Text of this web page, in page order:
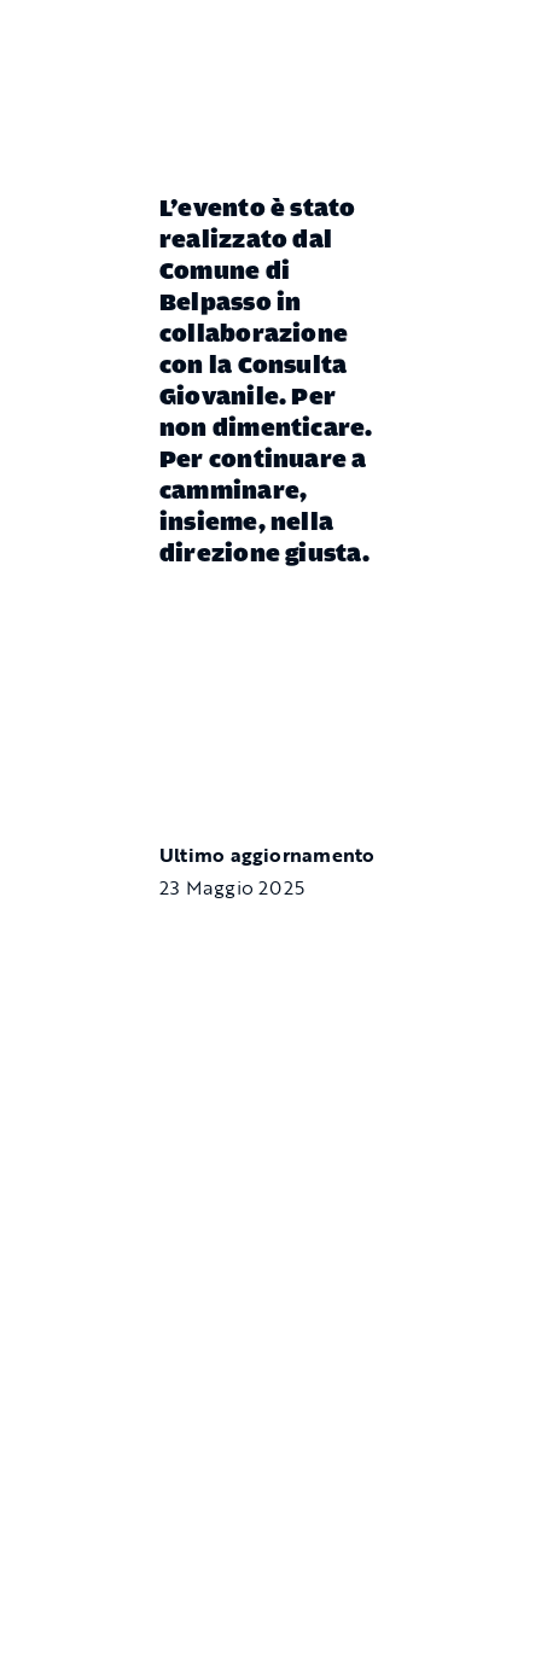
L’evento è stato
realizzato dal
Comune di
Belpasso in
collaborazione
con la Consulta
Giovanile.Per
non dimenticare.
Per continuare a
camminare,
insieme, nella
direzione giusta.
Ultimo aggiornamento
23 Maggio 2025